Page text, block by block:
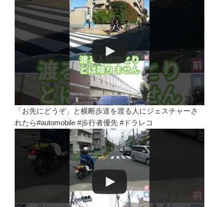
「お先にどうぞ」と横断歩道を渡る人にジェスチャーさ
れたら#automobile #歩行者優先 #ドラレコ